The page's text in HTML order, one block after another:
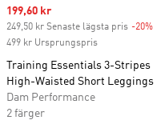
Sale price
199,60 kr
249,50 kr Senaste lägsta pris -20%
499 kr Ursprungspris
Training Essentials 3-Stripes
High-Waisted Short Leggings
Dam Performance
2 färger